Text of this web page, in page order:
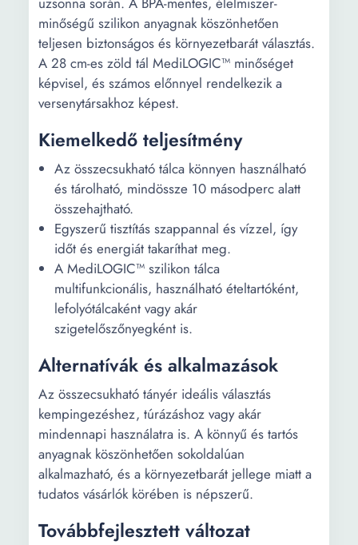
minőségű szilikon anyagnak köszönhetően
teljesen biztonságos és környezetbarát választás.
A 28 cm-es zöld tál MediLOGIC™ minőséget
képvisel, és számos előnnyel rendelkezik a
versenytársakhoz képest.
Kiemelkedő teljesítmény
Az összecsukható tálca könnyen használható
és tárolható, mindössze 10 másodperc alatt
összehajtható.
Egyszerű tisztítás szappannal és vízzel, így
időt és energiát takaríthat meg.
A MediLOGIC™ szilikon tálca
multifunkcionális, használható ételtartóként,
lefolyótálcaként vagy akár
szigetelőszőnyegként is.
Alternatívák és alkalmazások
Az összecsukható tányér ideális választás
kempingezéshez, túrázáshoz vagy akár
mindennapi használatra is. A könnyű és tartós
anyagnak köszönhetően sokoldalúan
alkalmazható, és a környezetbarát jellege miatt a
tudatos vásárlók körében is népszerű.
Továbbfejlesztett változat